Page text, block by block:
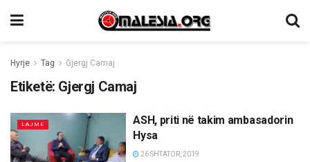
Hyrje Tag Gjergj Camaj
Etiketë: Gjergj Camaj
LAJME
ASH, priti në takim ambasadorin
Hysa
26 SHTATOR, 2019